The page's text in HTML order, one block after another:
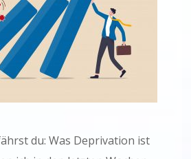
du: Was Deprivation ist